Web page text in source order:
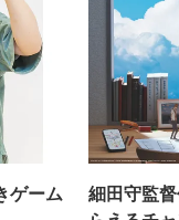
ゲーム
細田守監